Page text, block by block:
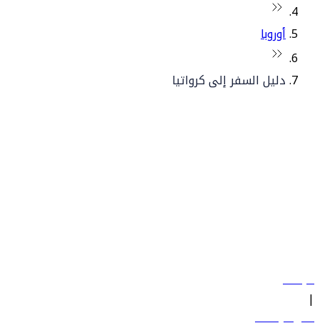
أوروبا
دليل السفر إلى كرواتيا
سياساتنا
|
الشروط والأحكام